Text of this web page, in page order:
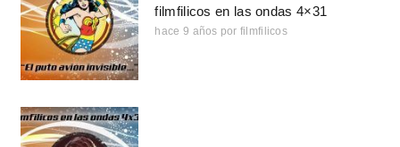
filmfilicos en las ondas 4×31
hace 9 años por filmfilicos